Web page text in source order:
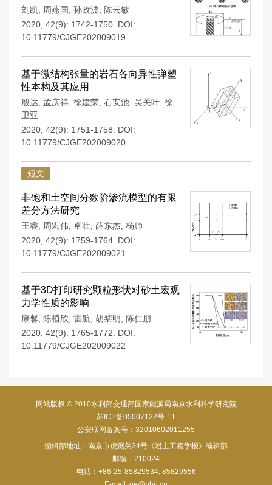
刘凯 周燕国 孙政波
陈云敏
2020, 42(9): 1742-1750. DOI:
10.11779/CJGE202009019
基于微结构张量的岩石各向异性弹塑
性本构及其应用
殷达 孟庆祥 徐建荣 石安池 吴关叶 徐
卫亚
2020, 42(9): 1751-1758.
DOI:
10.11779/CJGE202009020
短文
非饱和土空间分数阶渗流模型的有限
差分方法研究
王睿 周宏伟 卓壮 薛东杰 杨帅
2020, 42(9): 1759-1764. DOI:
10.11779/CJGE202009021
基于3D打印研究颗粒形状对砂土宏观
力学性质的影响
康馨 陈植欣 雷航 胡黎明
陈仁朋
2020, 42(9): 1765-1772.
DOI:
10.11779/CJGE202009022
网站版权 © 2010水利部交通部国家能源局南京水利科学研究院
苏ICP备05007122号-11
公安联网备案号：32010602011255
编辑部地址：南京市虎踞关34号《岩土工程学报》编辑部
邮编：210024
电话：+86-25-85829534, 85829556